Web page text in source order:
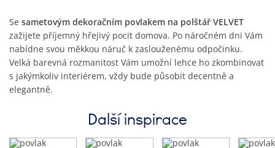
Se sametovým dekoračním povlakem na polštář VELVET
zažijete příjemný hřejivý pocit domova. Po náročném dni Vám
nabídne svou měkkou náruč k zaslouženému odpočinku.
Velká barevná rozmanitost Vám umožní lehce ho zkombinovat
s jakýmkoliv interiérem, vždy bude působit decentně a
elegantně.
Další inspirace